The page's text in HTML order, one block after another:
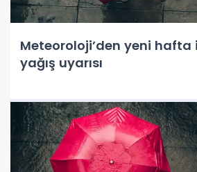
Meteoroloji’den yeni
yağış uyarısı